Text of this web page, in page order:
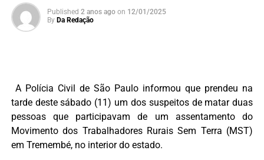
Published 2 anos ago on 12/01/2025
By Da Redação
A Polícia Civil de São Paulo informou que prendeu na
tarde deste sábado (11) um dos suspeitos de matar duas
pessoas que participavam de um assentamento do
Movimento dos Trabalhadores Rurais Sem Terra (MST)
em Tremembé, no interior do estado.